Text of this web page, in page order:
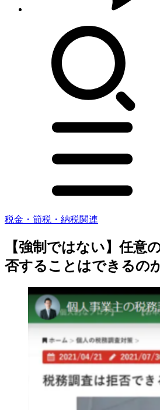
税金・節税・納税関連
【強制ではない】任意
否することはできるの